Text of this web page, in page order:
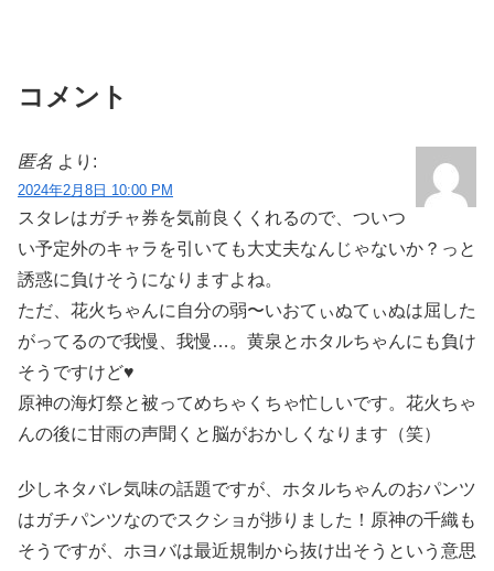
コメント
匿名 より:
2024年2月8日 10:00 PM
スタレはガチャ券を気前良くくれるので、ついつ
い予定外のキャラを引いても大丈夫なんじゃないか？っと
誘惑に負けそうになりますよね。
ただ、花火ちゃんに自分の弱〜いおてぃぬてぃぬは屈した
がってるので我慢、我慢…。黄泉とホタルちゃんにも負け
そうですけど♥️
原神の海灯祭と被ってめちゃくちゃ忙しいです。花火ちゃ
んの後に甘雨の声聞くと脳がおかしくなります（笑）
少しネタバレ気味の話題ですが、ホタルちゃんのおパンツ
はガチパンツなのでスクショが捗りました！原神の千織も
そうですが、ホヨバは最近規制から抜け出そうという意思